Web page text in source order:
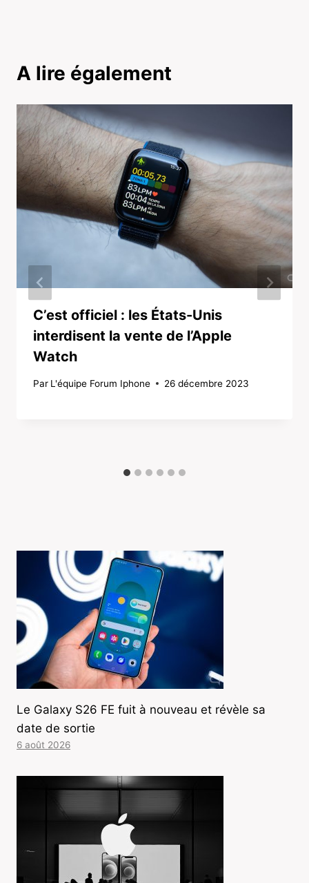
A lire également
C’est officiel : les États-Unis
interdisent la vente de l’Apple
Watch
Par L'équipe Forum Iphone 26 décembre 2023
Le Galaxy S26 FE fuit à nouveau et révèle sa
date de sortie
6 août 2026